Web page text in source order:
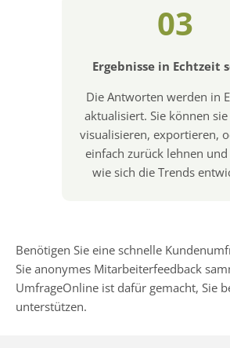
03
Ergebnisse in Echtzeit
Die Antworten werden in
aktualisiert. Sie können
visualisieren, exportieren,
einfach zurück lehnen und
wie sich die Trends
Benötigen Sie eine schnelle
Sie anonymes Mitarbeiterfeedback
UmfrageOnline ist dafür gemacht, Sie
unterstützen.